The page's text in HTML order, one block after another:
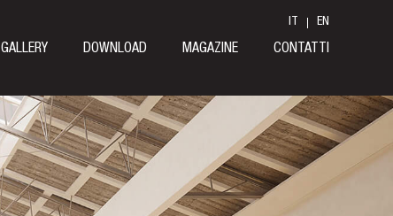
GALLERY DOWNLOAD MAGAZINE CONTATTI
IT EN